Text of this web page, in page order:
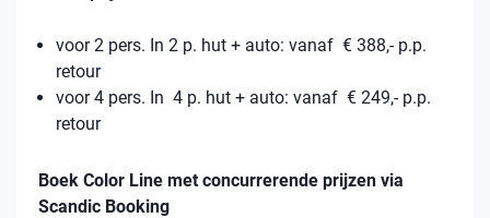
voor 2 pers. In 2 p. hut + auto: vanaf € 388,- p.p.
retour
voor 4 pers. In 4 p. hut + auto: vanaf € 249,- p.p.
retour
Boek Color Line met concurrerende prijzen via
Scandic Booking